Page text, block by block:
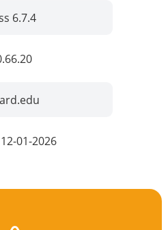
6.7.4
12-01-2026